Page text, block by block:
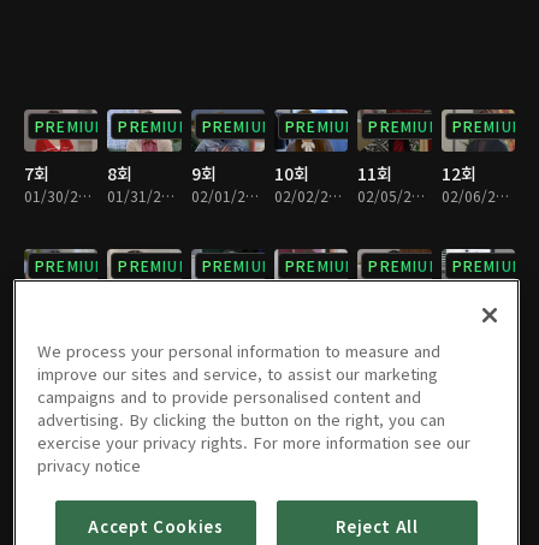
PREMIUM
7회
01/30/2024 • 33분
PREMIUM
8회
01/31/2024 • 32분
PREMIUM
9회
02/01/2024 • 32분
PREMIUM
10회
02/02/2024 • 33분
PREMIUM
11회
02/05/2024 • 32분
PREMIUM
12회
02/06/2024 • 33분
PREMIUM PREMIUM PREMIUM PREMIUM PREMIUM PREMIUM
PREMIUM
19회
02/16/2024 • 31분
PREMIUM
20회
PREMIUM
21회
PREMIUM
22회
PREMIUM
23회 24회
We process your personal information to measure and
improve our sites and service, to assist our marketing
campaigns and to provide personalised content and
advertising. By clicking the button on the right, you can
exercise your privacy rights. For more information see our
privacy notice
Accept Cookies Reject All